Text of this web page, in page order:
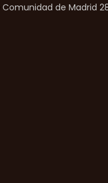
Comunidad de Madrid